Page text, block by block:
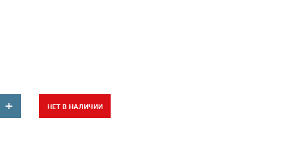
+ НЕТ В НАЛИЧИИ